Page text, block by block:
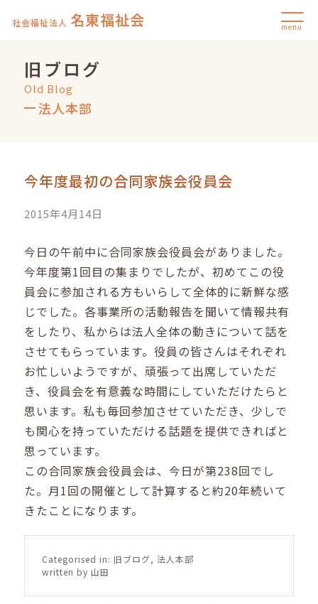
社会福祉法人 名東福祉会 menu
旧ブログ
Old Blog
法人本部
今年度最初の合同家族会役員会
2015年4月14日
今日の午前中に合同家族会役員会がありました。
今年度第1回目の集まりでしたが、初めてこの役
員会に参加される方もいらして全体的に新鮮な感
じでした。各事業所の活動報告を聞いて情報共有
をしたり、私からは法人全体の動きについて話を
させてもらっています。役員の皆さんはそれぞれ
お忙しいようですが、頑張って出席していただ
き、役員会を有意義な時間にしていただけたらと
思います。私も毎回参加させていただき、少しで
も関心を持っていただける話題を提供できればと
思っています。
この合同家族会役員会は、今日が第238回でし
た。月1回の開催として計算すると約20年続いて
きたことになります。
Categorised in: 旧ブログ,法人本部
written by 山田